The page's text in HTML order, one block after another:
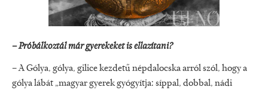
– Próbálkoztál már gyerekeket is ellazítani?
– A Gólya, gólya, gilice kezdetű népdalocska arról szól, hogy a
gólya lábát „magyar gyerek gyógyítja: síppal, dobbal, nádi